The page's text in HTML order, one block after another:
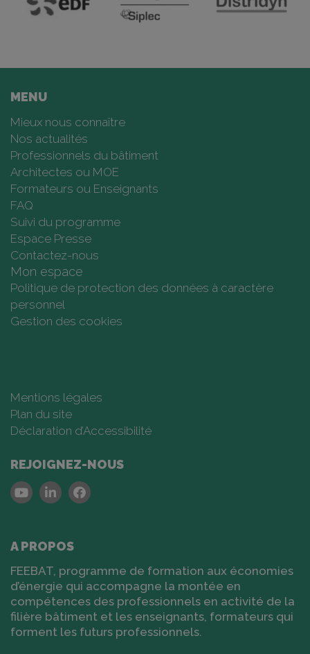
MENU
Mieux nous connaître
Nos actualités
Professionnels du bâtiment
Architectes ou MOE
Formateurs ou Enseignants
FAQ
Suivi du programme
Espace Presse
Contactez-nous
Mon espace
Politique de protection des données à caractère
personnel
Gestion des cookies
Mentions légales
Plan du site
Déclaration d’Accessibilité
REJOIGNEZ-NOUS
YoutubeLinkedinFacebook
A PROPOS
FEEBAT, programme de formation aux économies
d’énergie qui accompagne la montée en
compétences des professionnels en activité de la
filière bâtiment et les enseignants, formateurs qui
forment les futurs professionnels.